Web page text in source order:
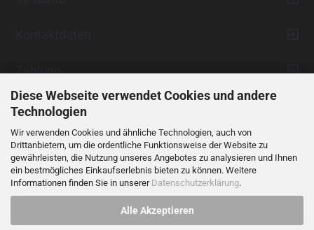
Diese Webseite verwendet Cookies und andere
Technologien
Wir verwenden Cookies und ähnliche Technologien, auch von
Drittanbietern, um die ordentliche Funktionsweise der Website zu
gewährleisten, die Nutzung unseres Angebotes zu analysieren und Ihnen
ein bestmögliches Einkaufserlebnis bieten zu können. Weitere
Informationen finden Sie in unserer Datenschutzerklärung.
Alle Akzeptieren
Zahlung
Vertrag widerrufen